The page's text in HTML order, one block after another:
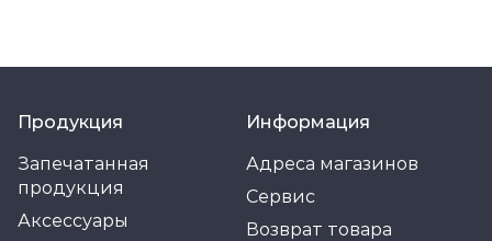
Продукция
Запечатанная
продукция
Аксессуары
Информация
Адреса магазинов
Сервис
Возврат товара